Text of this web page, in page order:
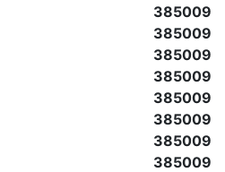
385009
385009
385009
385009
385009
385009
385009
385009